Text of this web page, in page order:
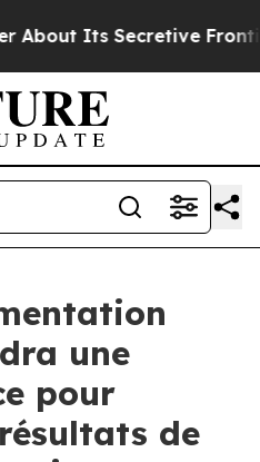
Its Secretive Frontier
une
pour
de